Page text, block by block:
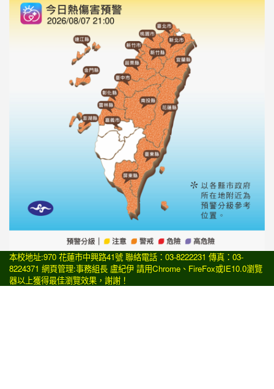
本校地址:970 花蓮市中興路41號 聯絡電話：03-8222231 傳真：03-
8224371 網頁管理:事務組長 盧紀伊 請用Chrome 、 FireFox或IE10.0瀏覽
器以上獲得最佳瀏覽效果，謝謝！